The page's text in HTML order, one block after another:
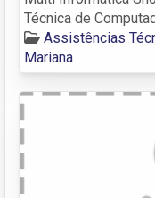
Técnica de
Assistências
Mariana